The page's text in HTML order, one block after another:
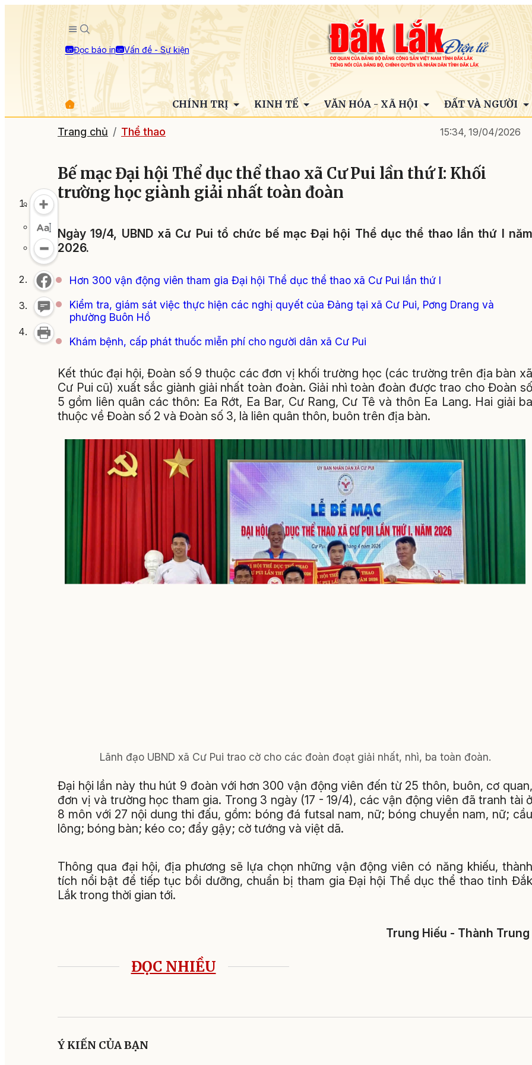
Đọc báo in Vấn đề - Sự kiện
CHÍNH TRỊ KINH TẾ VĂN HÓA - XÃ HỘI ĐẤT VÀ NGƯỜI
Trang chủ Thể thao 15:34, 19/04/2026
Bế mạc Đại hội Thể dục thể thao xã Cư Pui lần thứ I: Khối
trường học giành giải nhất toàn đoàn
Ngày 19/4, UBND xã Cư Pui tổ chức bế mạc Đại hội Thể dục thể thao lần thứ I năm
2026.
Hơn 300 vận động viên tham gia Đại hội Thể dục thể thao xã Cư Pui lần thứ I
Kiểm tra, giám sát việc thực hiện các nghị quyết của Đảng tại xã Cư Pui, Pơng Drang và
phường Buôn Hồ
Khám bệnh, cấp phát thuốc miễn phí cho người dân xã Cư Pui
Kết thúc đại hội, Đoàn số 9 thuộc các đơn vị khối trường học (các trường trên địa bàn xã
Cư Pui cũ) xuất sắc giành giải nhất toàn đoàn. Giải nhì toàn đoàn được trao cho Đoàn số
5 gồm liên quân các thôn: Ea Rớt, Ea Bar, Cư Rang, Cư Tê và thôn Ea Lang. Hai giải ba
thuộc về Đoàn số 2 và Đoàn số 3, là liên quân thôn, buôn trên địa bàn.
Lãnh đạo UBND xã Cư Pui trao cờ cho các đoàn đoạt giải nhất, nhì, ba toàn đoàn.
Đại hội lần này thu hút 9 đoàn với hơn 300 vận động viên đến từ 25 thôn, buôn, cơ quan,
đơn vị và trường học tham gia. Trong 3 ngày (17 - 19/4), các vận động viên đã tranh tài ở
8 môn với 27 nội dung thi đấu, gồm: bóng đá futsal nam, nữ; bóng chuyền nam, nữ; cầu
lông; bóng bàn; kéo co; đẩy gậy; cờ tướng và việt dã.
Thông qua đại hội, địa phương sẽ lựa chọn những vận động viên có năng khiếu, thành
tích nổi bật để tiếp tục bồi dưỡng, chuẩn bị tham gia Đại hội Thể dục thể thao tỉnh Đắk
Lắk trong thời gian tới.
Trung Hiếu - Thành Trung
ĐỌC NHIỀU
Ý KIẾN CỦA BẠN